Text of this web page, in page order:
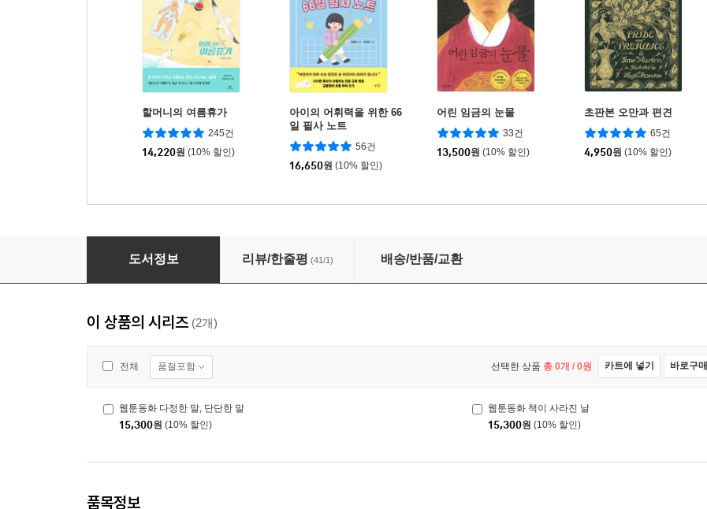
할머니의 여름휴가
245건
14,220원 (10% 할인)
아이의 어휘력을 위한 66
일 필사 노트
56건
16,650원 (10% 할인)
어린 임금의 눈물
33건
13,500원 (10% 할인)
초판본 오만과 편견
65건
4,950원 (10% 할인)
웹툰동화 책이 사라진 날
도서정보 리뷰/한줄평 (41/1) 배송/반품/교환
이 상품의 시리즈 (2개)
전체 품절포함 선택한 상품 총 0개 / 0원 카트에 넣기 바로구매
웹툰동화 다정한 말, 단단한 말
15,300원 (10% 할인)
웹툰동화 책이 사라진 날
15,300원 (10% 할인)
품목정보